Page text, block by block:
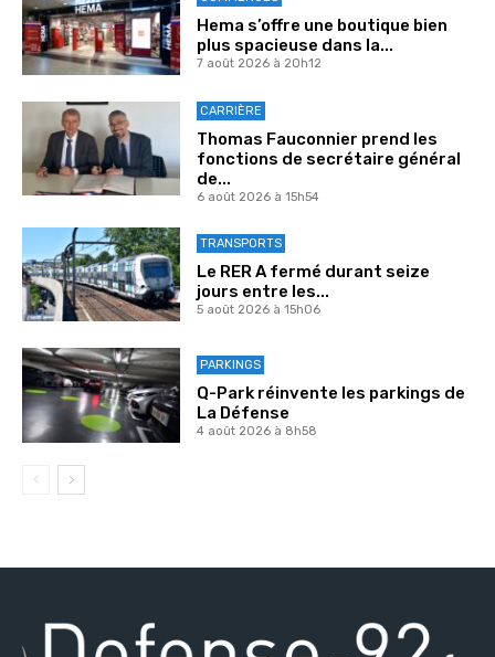
Hema s’offre une boutique bien
plus spacieuse dans la...
7 août 2026 à 20h12
CARRIÈRE
Thomas Fauconnier prend les
fonctions de secrétaire général
de...
6 août 2026 à 15h54
TRANSPORTS
Le RER A fermé durant seize
jours entre les...
5 août 2026 à 15h06
PARKINGS
Q-Park réinvente les parkings de
La Défense
4 août 2026 à 8h58